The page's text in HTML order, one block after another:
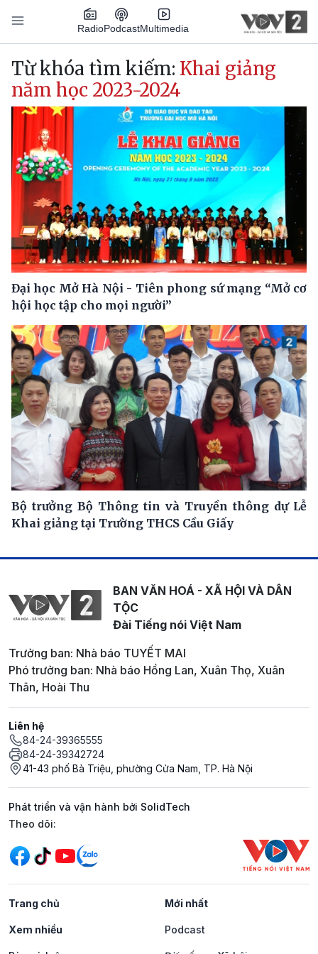
Nhảy đến nội dung
RadioPodcastMultimedia
Main navigation
Từ khóa tìm kiếm: Khai giảng
năm học 2023-2024
Đại học Mở Hà Nội - Tiên phong sứ mạng “Mở cơ
hội học tập cho mọi người”
Bộ trưởng Bộ Thông tin và Truyền thông dự Lễ
Khai giảng tại Trường THCS Cầu Giấy
BAN VĂN HOÁ - XÃ HỘI VÀ DÂN
TỘC
Đài Tiếng nói Việt Nam
Trưởng ban: Nhà báo TUYẾT MAI
Phó trưởng ban: Nhà báo Hồng Lan, Xuân Thọ, Xuân
Thân, Hoài Thu
Liên hệ
84-24-39365555
84-24-39342724
41-43 phố Bà Triệu, phường Cửa Nam, TP. Hà Nội
Phát triển và vận hành bởi SolidTech
Mạng xã hội
Theo dõi:
Trang chủ Mới nhất
Xem nhiều Podcast